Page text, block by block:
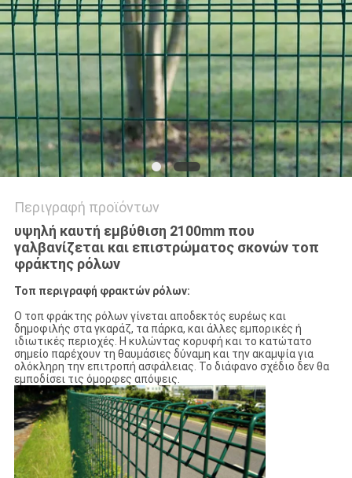
Περιγραφή προϊόντων
υψηλή καυτή εμβύθιση 2100mm που
γαλβανίζεται και επιστρώματος σκονών τοπ
φράκτης ρόλων
Τοπ περιγραφή φρακτών ρόλων:
Ο τοπ φράκτης ρόλων γίνεται αποδεκτός ευρέως και
δημοφιλής στα γκαράζ, τα πάρκα, και άλλες εμπορικές ή
ιδιωτικές περιοχές. Η κυλώντας κορυφή και το κατώτατο
σημείο παρέχουν τη θαυμάσιες δύναμη και την ακαμψία για
ολόκληρη την επιτροπή ασφάλειας. Το διάφανο σχέδιο δεν θα
εμποδίσει τις όμορφες απόψεις.